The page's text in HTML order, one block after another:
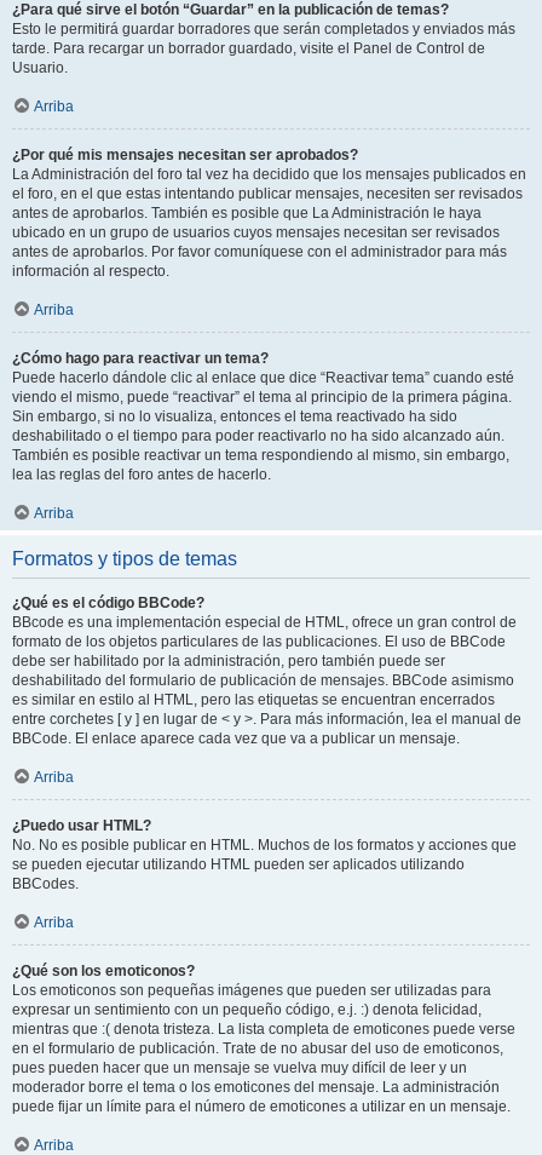
¿Para qué sirve el botón “Guardar” en la publicación de temas?
Esto le permitirá guardar borradores que serán completados y enviados más
tarde. Para recargar un borrador guardado, visite el Panel de Control de
Usuario.
Arriba
¿Por qué mis mensajes necesitan ser aprobados?
La Administración del foro tal vez ha decidido que los mensajes publicados en
el foro, en el que estas intentando publicar mensajes, necesiten ser revisados
antes de aprobarlos. También es posible que La Administración le haya
ubicado en un grupo de usuarios cuyos mensajes necesitan ser revisados
antes de aprobarlos. Por favor comuníquese con el administrador para más
información al respecto.
Arriba
¿Cómo hago para reactivar un tema?
Puede hacerlo dándole clic al enlace que dice “Reactivar tema” cuando esté
viendo el mismo, puede “reactivar” el tema al principio de la primera página.
Sin embargo, si no lo visualiza, entonces el tema reactivado ha sido
deshabilitado o el tiempo para poder reactivarlo no ha sido alcanzado aún.
También es posible reactivar un tema respondiendo al mismo, sin embargo,
lea las reglas del foro antes de hacerlo.
Arriba
Formatos y tipos de temas
¿Qué es el código BBCode?
BBcode es una implementación especial de HTML, ofrece un gran control de
formato de los objetos particulares de las publicaciones. El uso de BBCode
debe ser habilitado por la administración, pero también puede ser
deshabilitado del formulario de publicación de mensajes. BBCode asimismo
es similar en estilo al HTML, pero las etiquetas se encuentran encerrados
entre corchetes [ y ] en lugar de < y >. Para más información, lea el manual de
BBCode. El enlace aparece cada vez que va a publicar un mensaje.
Arriba
¿Puedo usar HTML?
No. No es posible publicar en HTML. Muchos de los formatos y acciones que
se pueden ejecutar utilizando HTML pueden ser aplicados utilizando
BBCodes.
Arriba
¿Qué son los emoticonos?
Los emoticonos son pequeñas imágenes que pueden ser utilizadas para
expresar un sentimiento con un pequeño código, e.j. :) denota felicidad,
mientras que :( denota tristeza. La lista completa de emoticones puede verse
en el formulario de publicación. Trate de no abusar del uso de emoticonos,
pues pueden hacer que un mensaje se vuelva muy difícil de leer y un
moderador borre el tema o los emoticones del mensaje. La administración
puede fijar un límite para el número de emoticones a utilizar en un mensaje.
Arriba